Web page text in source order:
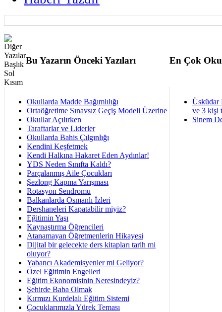
Bu Yazarın Önceki Yazıları En Çok
Okullarda Madde Bağımlılığı
Ortaöğretime Sınavsız Geçiş Modeli Üzerine
Okullar Açılırken
Taraftarlar ve Liderler
Okullarda Bahis Çılgınlığı
Kendini Keşfetmek
Kendi Halkına Hakaret Eden Aydınlar!
YDS Neden Sınıfta Kaldı?
Parçalanmış Aile Çocukları
Şezlong Kapma Yarışması
Rotasyon Sendromu
Balkanlarda Osmanlı İzleri
Dershaneleri Kapatabilir miyiz?
Eğitimin Yaşı
Kaynaştırma Öğrencileri
Atanamayan Öğretmenlerin Hikayesi
Dijital bir gelecekte ders kitapları tarih mi
oluyor?
Yabancı Akademisyenler mi Geliyor?
Özel Eğitimin Engelleri
Eğitim Ekonomisinin Neresindeyiz?
Şehirde Baba Olmak
Kırmızı Kurdelalı Eğitim Sistemi
Çocuklarımızla Yürek Teması
Üsküdar
ve 3 kişi
Sinem